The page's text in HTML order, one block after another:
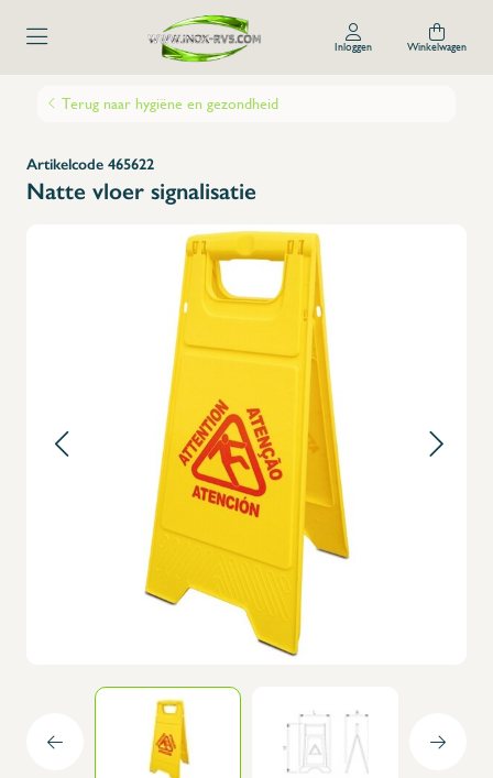
Inloggen Winkelwagen
Terug naar hygiëne en gezondheid
Artikelcode 465622
Natte vloer signalisatie